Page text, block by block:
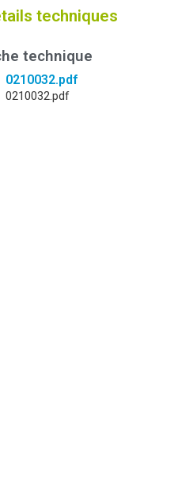
techniques
technique
0210032.pdf
0210032.pdf